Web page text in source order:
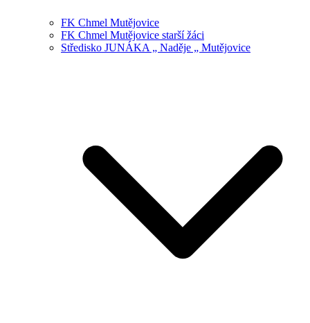
FK Chmel Mutějovice
FK Chmel Mutějovice starší žáci
Středisko JUNÁKA „ Naděje „ Mutějovice